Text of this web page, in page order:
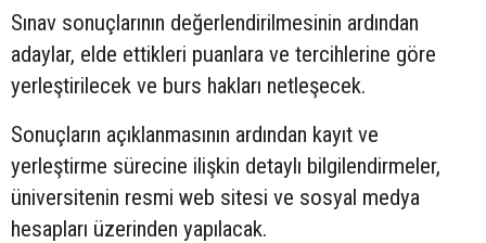
Sınav sonuçlarının değerlendirilmesinin ardından
adaylar, elde ettikleri puanlara ve tercihlerine göre
yerleştirilecek ve burs hakları netleşecek.
Sonuçların açıklanmasının ardından kayıt ve
yerleştirme sürecine ilişkin detaylı bilgilendirmeler,
üniversitenin resmi web sitesi ve sosyal medya
hesapları üzerinden yapılacak.